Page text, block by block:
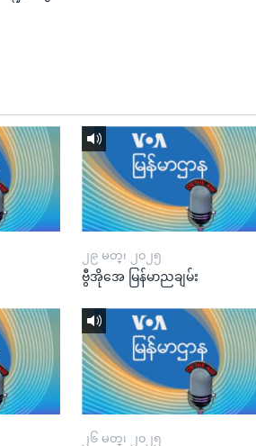
၂၉ မတ္၊ ၂၀၂၅
ဗွီအိုအေ မြန်မာညချမ်း
၂၆ မတ္၊ ၂၀၂၅